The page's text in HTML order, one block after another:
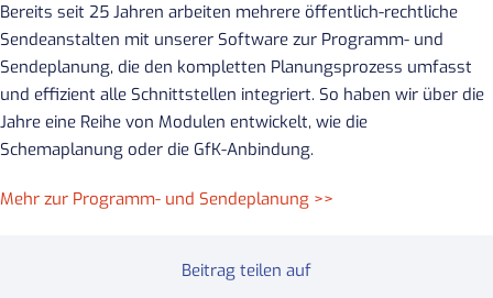
Bereits seit 25 Jahren arbeiten mehrere öffentlich-rechtliche
Sendeanstalten mit unserer Software zur Programm- und
Sendeplanung, die den kompletten Planungsprozess umfasst
und effizient alle Schnittstellen integriert. So haben wir über die
Jahre eine Reihe von Modulen entwickelt, wie die
Schemaplanung oder die GfK-Anbindung.
Mehr zur Programm- und Sendeplanung >>
Beitrag teilen auf